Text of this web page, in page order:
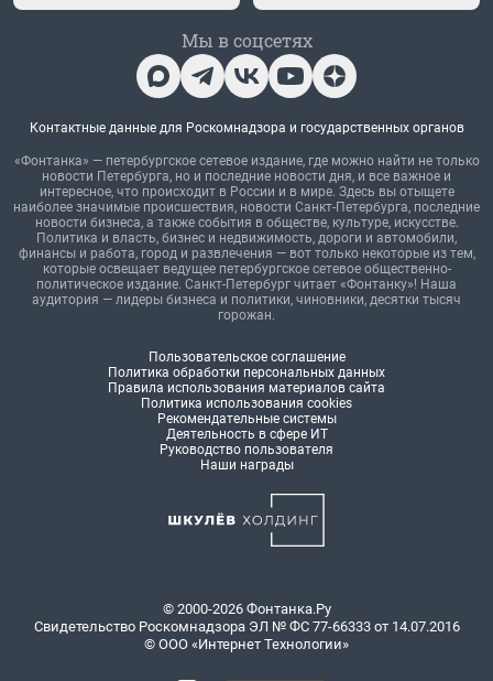
Мы в соцсетях
Контактные данные для Роскомнадзора и государственных органов
«Фонтанка» — петербургское сетевое издание, где можно найти не только
новости Петербурга, но и последние новости дня, и все важное и
интересное, что происходит в России и в мире. Здесь вы отыщете
наиболее значимые происшествия, новости Санкт-Петербурга, последние
новости бизнеса, а также события в обществе, культуре, искусстве.
Политика и власть, бизнес и недвижимость, дороги и автомобили,
финансы и работа, город и развлечения — вот только некоторые из тем,
которые освещает ведущее петербургское сетевое общественно-
политическое издание. Санкт-Петербург читает «Фонтанку»! Наша
аудитория — лидеры бизнеса и политики, чиновники, десятки тысяч
горожан.
Пользовательское соглашение
Политика обработки персональных данных
Правила использования материалов сайта
Политика использования cookies
Рекомендательные системы
Деятельность в сфере ИТ
Руководство пользователя
Наши награды
© 2000-2026 Фонтанка.Ру
Свидетельство Роскомнадзора ЭЛ № ФС 77-66333 от 14.07.2016
© ООО «Интернет Технологии»